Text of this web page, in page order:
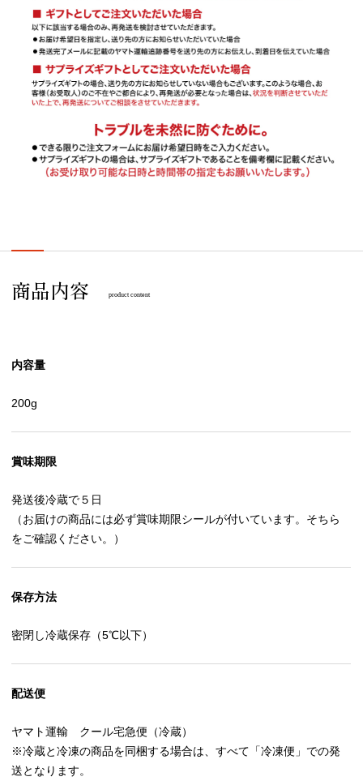
商品内容 product content
内容量
200g
賞味期限
発送後冷蔵で５日
（お届けの商品には必ず賞味期限シールが付いています。そちら
をご確認ください。）
保存方法
密閉し冷蔵保存（5℃以下）
配送便
ヤマト運輸 クール宅急便（冷蔵）
※冷蔵と冷凍の商品を同梱する場合は、すべて「冷凍便」での発
送となります。